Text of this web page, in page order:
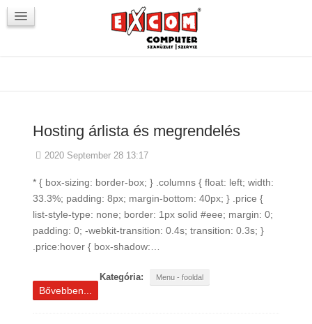
VörösmartyKOCKA
Hosting árlista és megrendelés
2020 September 28 13:17
* { box-sizing: border-box; } .columns { float: left; width:
33.3%; padding: 8px; margin-bottom: 40px; } .price {
list-style-type: none; border: 1px solid #eee; margin: 0;
padding: 0; -webkit-transition: 0.4s; transition: 0.3s; }
.price:hover { box-shadow:…
Kategória: Menu - fooldal
Bővebben...